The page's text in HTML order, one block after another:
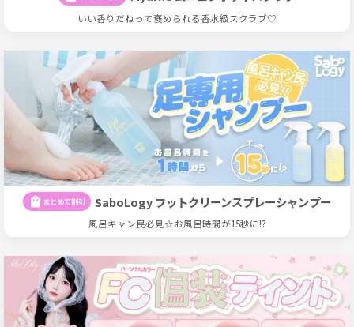
いい香りだねって褒められる香水級スクラブ♡
shopping_bag まとめて割引 SaboLogy フットクリーンスプレーシャンプー
風呂キャン民必見☆お風呂時間が15秒に!?